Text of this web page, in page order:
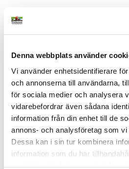
Denna webbplats använder
Vi använder enhetsidentifierare
och annonserna till användarna,
för sociala medier och analysera
vidarebefordrar även sådana
information från din enhet till de
annons- och analysföretag som vi
Dessa kan i sin tur kombinera
information som du har
50% dras av i kassan
Apport Dummy
Kraftig nylon